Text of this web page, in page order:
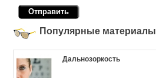
Популярные материалы
Дальнозоркость